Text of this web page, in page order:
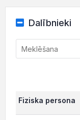
Dalībnieki
Fiziska persona